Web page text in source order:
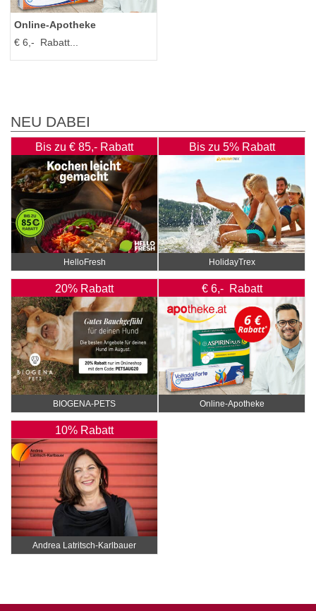
Online‑Apotheke
€ 6,- Rabatt...
NEU DABEI
Bis zu € 85,- Rabatt
HelloFresh
Bis zu 5% Rabatt
HolidayTrex
20% Rabatt
BIOGENA-PETS
€ 6,- Rabatt
Online‑Apotheke
10% Rabatt
Andrea Latritsch-Karlbauer